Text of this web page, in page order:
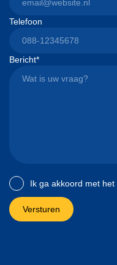
Telefoon
Bericht*
Ik ga akkoord met het